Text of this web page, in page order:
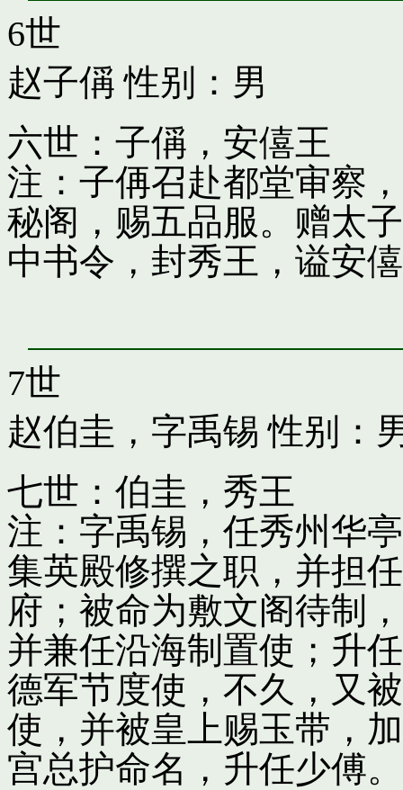
6世
赵子偁 性别：男
六世：子偁，安僖王
注：子侢召赴都堂审察
秘阁，赐五品服。赠太
中书令，封秀王，谥安
7世
赵伯圭，字禹锡 性别：
七世：伯圭，秀王
注：字禹锡，任秀州华
集英殿修撰之职，并担
府；被命为敷文阁待制
并兼任沿海制置使；升
德军节度使，不久，又
使，并被皇上赐玉带，
宫总护命名，升任少傅